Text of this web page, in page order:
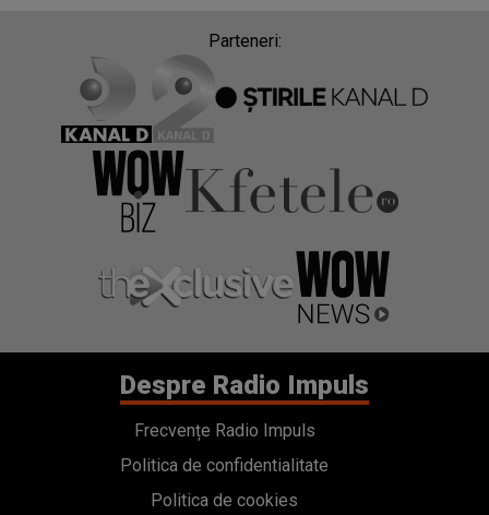
Parteneri:
Despre Radio Impuls
Frecvențe Radio Impuls
Politica de confidentialitate
Politica de cookies